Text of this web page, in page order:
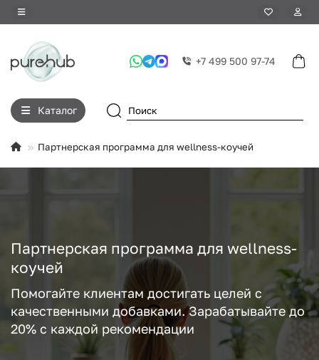
+7 499 500 97-74
Каталог
Партнерская программа для wellness-коучей
Партнерская программа для wellness-
коучей
Помогайте клиентам достигать целей с
качественными добавками. Зарабатывайте до
20% с каждой рекомендации
Эксклюзивное предложение
Скидка 5% на первый заказ при подписке на рассылку
Оформить подписку
Я прочитал(а) и согласен(на) с условиями Оферта